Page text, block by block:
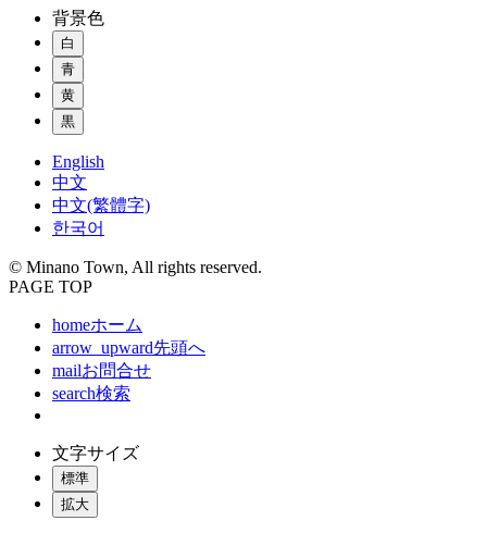
背景色
白
青
黄
黒
English
中文
中文(繁體字)
한국어
© Minano Town, All rights reserved.
PAGE TOP
homeホーム
arrow_upward先頭へ
mailお問合せ
search検索
文字サイズ
標準
拡大